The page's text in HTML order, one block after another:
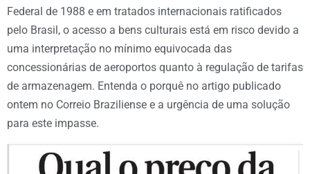
Federal de 1988 e em tratados internacionais ratificados
pelo Brasil, o acesso a bens culturais está em risco devido a
uma interpretação no mínimo equivocada das
concessionárias de aeroportos quanto à regulação de tarifas
de armazenagem. Entenda o porquê no artigo publicado
ontem no Correio Braziliense e a urgência de uma solução
para este impasse.